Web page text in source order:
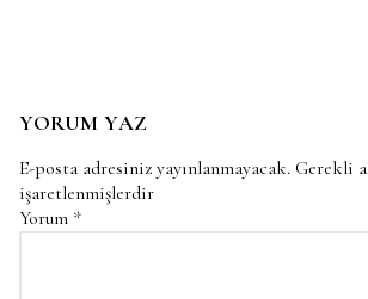
YORUM YAZ
E-posta adresiniz yayınlanmayacak. Gerekli
işaretlenmişlerdir
Yorum *